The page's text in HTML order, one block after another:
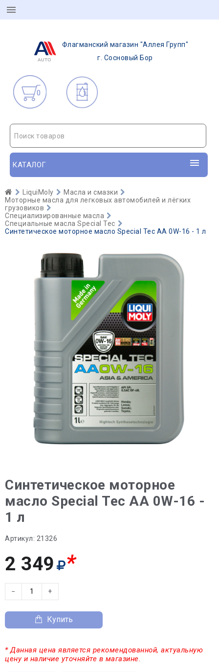
Флагманский магазин "Аллея Групп"
г. Сосновый Бор
0
Поиск товаров
КАТАЛОГ
LiquiMoly
Масла и смазки
Моторные масла для легковых автомобилей и лёгких
грузовиков
Специализированные масла
Специальные масла Special Tec
Синтетическое моторное масло Special Tec AA 0W-16 - 1 л
Синтетическое моторное
масло Special Tec AA 0W-16 -
1 л
Артикул: 21326
2 349 *
− +
Купить
* Данная цена является рекомендованной, актуальную
цену и наличие уточняйте в магазине.